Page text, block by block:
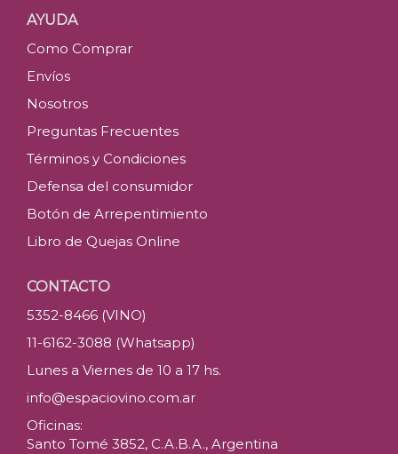
AYUDA
Como Comprar
Envíos
Nosotros
Preguntas Frecuentes
Términos y Condiciones
Defensa del consumidor
Botón de Arrepentimiento
Libro de Quejas Online
CONTACTO
5352-8466 (VINO)
11-6162-3088 (Whatsapp)
Lunes a Viernes de 10 a 17 hs.
info@espaciovino.com.ar
Oficinas:
Santo Tomé 3852, C.A.B.A., Argentina